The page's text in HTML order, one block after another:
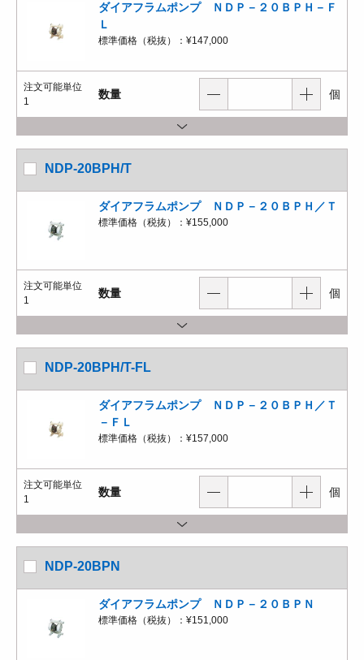
ダイアフラムポンプ ＮＤＰ－２０ＢＰＨ－Ｆ
Ｌ
標準価格（税抜）： ¥147,000
注文可能単位
1
数量 個
NDP-20BPH/T
ダイアフラムポンプ ＮＤＰ－２０ＢＰＨ／Ｔ
標準価格（税抜）： ¥155,000
注文可能単位
1
数量 個
NDP-20BPH/T-FL
ダイアフラムポンプ ＮＤＰ－２０ＢＰＨ／Ｔ
－ＦＬ
標準価格（税抜）： ¥157,000
注文可能単位
1
数量 個
NDP-20BPN
ダイアフラムポンプ ＮＤＰ－２０ＢＰＮ
標準価格（税抜）： ¥151,000